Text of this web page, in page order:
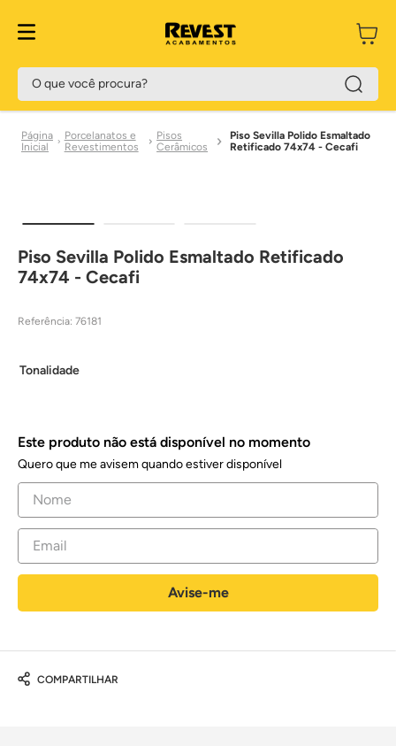
O que você procura?
Porcelanatos e
Revestimentos
Pisos
Cerâmicos
Piso Sevilla Polido Esmaltado
Retificado 74x74 - Cecafi
Piso Sevilla Polido Esmaltado Retificado
74x74 - Cecafi
Referência: 76181
Tonalidade
Este produto não está disponível no momento
Quero que me avisem quando estiver disponível
COMPARTILHAR